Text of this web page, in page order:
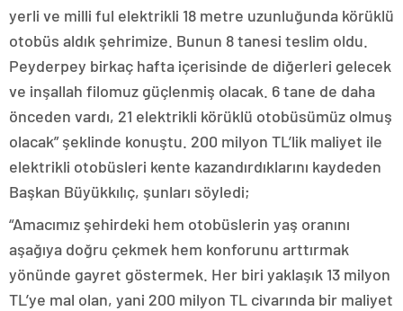
yerli ve milli ful elektrikli 18 metre uzunluğunda körüklü
otobüs aldık şehrimize. Bunun 8 tanesi teslim oldu.
Peyderpey birkaç hafta içerisinde de diğerleri gelecek
ve inşallah filomuz güçlenmiş olacak. 6 tane de daha
önceden vardı, 21 elektrikli körüklü otobüsümüz olmuş
olacak” şeklinde konuştu. 200 milyon TL’lik maliyet ile
elektrikli otobüsleri kente kazandırdıklarını kaydeden
Başkan Büyükkılıç, şunları söyledi;
“Amacımız şehirdeki hem otobüslerin yaş oranını
aşağıya doğru çekmek hem konforunu arttırmak
yönünde gayret göstermek. Her biri yaklaşık 13 milyon
TL’ye mal olan, yani 200 milyon TL civarında bir maliyet